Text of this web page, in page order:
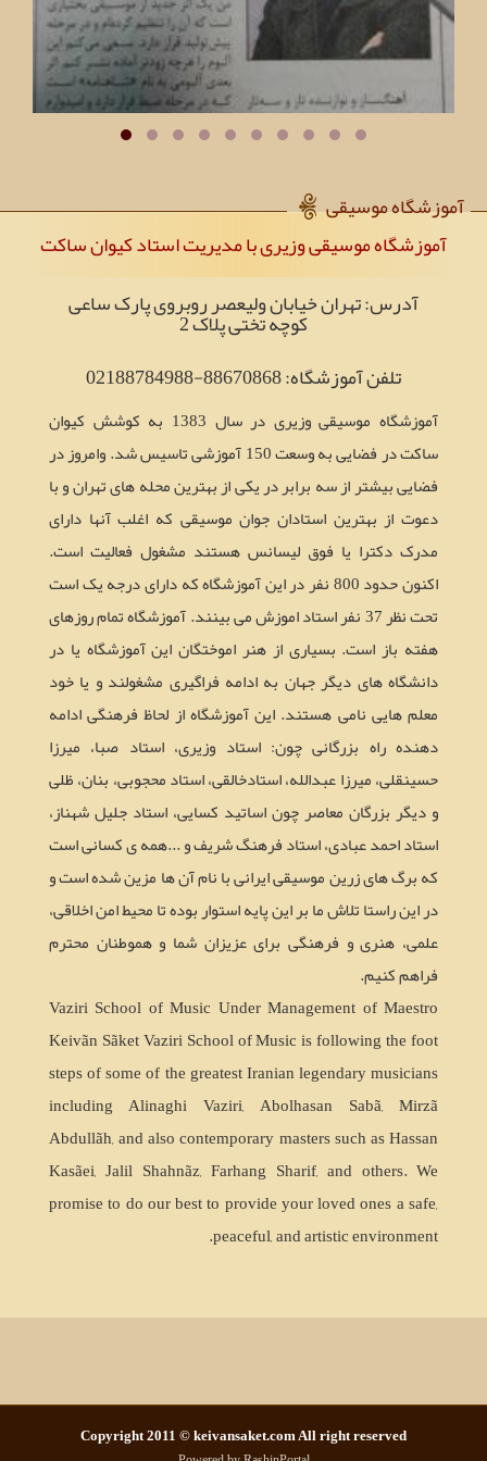
آموزشگاه موسیقی
آموزشگاه موسیقی وزیری با مدیریت استاد کیوان ساکت
آدرس: تهران خیابان ولیعصر روبروی پارک ساعی
کوچه تختی پلاک 2
تلفن آموزشگاه: 88670868-02188784988
آموزشگاه موسیقی وزیری در سال 1383 به کوشش کیوان
ساکت در فضایی به وسعت 150 آموزشی تاسیس شد. وامروز در
فضایی بیشتر از سه برابر در یکی از بهترین محله های تهران و با
دعوت از بهترین استادان جوان موسیقی که اغلب آنها دارای
مدرک دکترا یا فوق لیسانس هستند مشغول فعالیت است.
اکنون حدود 800 نفر در این آموزشگاه که دارای درجه یک است
تحت نظر 37 نفر استاد اموزش می بینند. آموزشگاه تمام روزهای
هفته باز است. بسیاری از هنر اموختگان این آموزشگاه یا در
دانشگاه های دیگر جهان به ادامه فراگیری مشغولند و یا خود
معلم هایی نامی هستند. این آموزشگاه از لحاظ فرهنگی ادامه
دهنده راه بزرگانی چون: استاد وزیری، استاد صبا، میرزا
حسینقلی، میرزا عبدالله، استادخالقی، استاد محجوبی، بنان، ظلی
و دیگر بزرگان معاصر چون اساتید کسایی، استاد جلیل شهناز،
استاد احمد عبادی، استاد فرهنگ شریف و ...همه ی کسانی است
که برگ های زرین موسیقی ایرانی با نام آن ها مزین شده است و
در این راستا تلاش ما بر این پایه استوار بوده تا محیط امن اخلاقی،
علمی، هنری و فرهنگی برای عزیزان شما و هموطنان محترم
فراهم کنیم.
Vaziri School of Music Under Management of Maestro
Keivãn Sãket Vaziri School of Music is following the foot
steps of some of the greatest Iranian legendary musicians
including Alinaghi Vaziri, Abolhasan Sabã, Mirzã
Abdullãh, and also contemporary masters such as Hassan
Kasãei, Jalil Shahnãz, Farhang Sharif, and others. We
promise to do our best to provide your loved ones a safe,
peaceful, and artistic environment.
Copyright 2011 © keivansaket.com All right reserved